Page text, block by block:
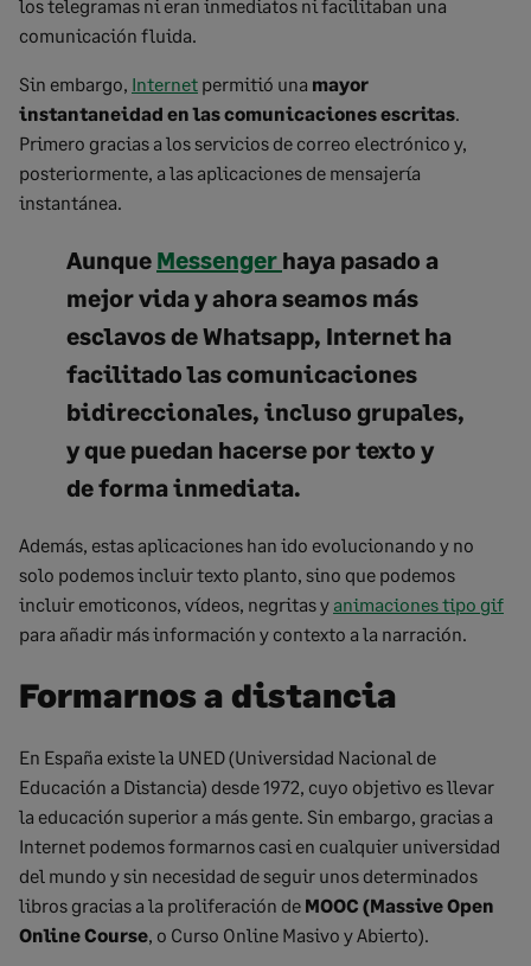
los telegramas ni eran inmediatos ni facilitaban una
comunicación fluida.
Sin embargo, Internet permitió una mayor
instantaneidad en las comunicaciones escritas.
Primero gracias a los servicios de correo electrónico y,
posteriormente, a las aplicaciones de mensajería
instantánea.
Aunque Messenger haya pasado a
mejor vida y ahora seamos más
esclavos deWhatsapp, Internet ha
facilitado las comunicaciones
bidireccionales, incluso grupales,
y que puedan hacerse por texto y
de forma inmediata.
Además, estas aplicaciones han ido evolucionando y no
solo podemos incluir texto planto, sino que podemos
incluir emoticonos, vídeos, negritas y animaciones tipo gif
para añadir más información y contexto a la narración.
Formarnos a distancia
En España existe la UNED(Universidad Nacional de
Educación a Distancia) desde 1972, cuyo objetivo es llevar
la educación superior a más gente. Sin embargo, gracias a
Internet podemos formarnos casi en cualquier universidad
del mundo y sin necesidad de seguir unos determinados
libros gracias a la proliferación de MOOC (MassiveOpen
OnlineCourse, o Curso Online Masivo y Abierto).